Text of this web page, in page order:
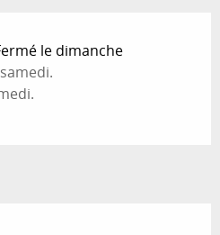
le dimanche